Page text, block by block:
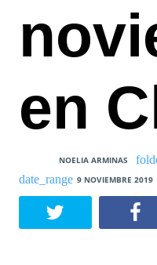
en
NOELIA ARMINAS
9 NOVIEMBRE 2019